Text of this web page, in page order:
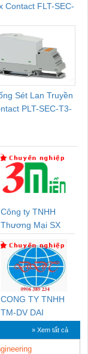
Contact FLT-SEC-
Sét Lan Truyền
PLT-SEC-T3-
Công ty TNHH
Thương Mại SX
CONG TY TNHH
TM-DV DAI
DONG THANH
» Xem tất cả